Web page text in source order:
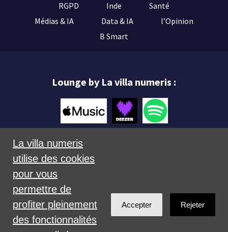
RGPD Inde
Santé
Médias & IA
Data & IA
l’Opinion
B Smart
Lounge by La villa numeris :
La villa numeris
utilise des cookies
pour vous
permettre de
profiter pleinement
des fonctionnalités
Accepter Rejeter